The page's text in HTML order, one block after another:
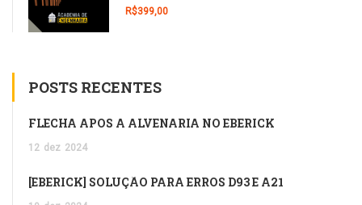
R$399,00
POSTS RECENTES
FLECHA APÓS A ALVENARIA NO EBERICK
12 dez 2024
[EBERICK] SOLUÇÃO PARA ERROS D93 E A21